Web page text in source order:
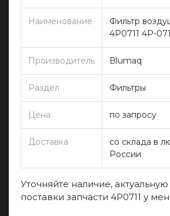
Наименование
Фильтр
4P0711 4P-
Производитель Blumaq
Раздел Фильтры
Цена по запросу
Доставка
со склада в
России
Уточняйте наличие,
поставки запчасти 4P0711 у